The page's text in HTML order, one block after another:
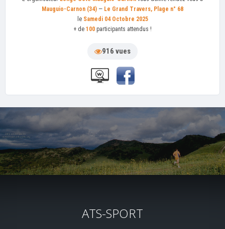
Mauguio-Carnon (34) — Le Grand Travers, Plage n° 68
le Samedi 04 Octobre 2025
+ de 100 participants attendus !
916 vues
ATS-SPORT